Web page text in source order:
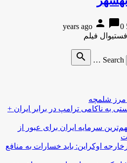
person chat_bubble0
Search …
search
مرز شلمچه
به ناکامی ترامپ در برابر ایران +
سرمایه ایران برای عبور از
اوکراین: باید خسارات به منافع